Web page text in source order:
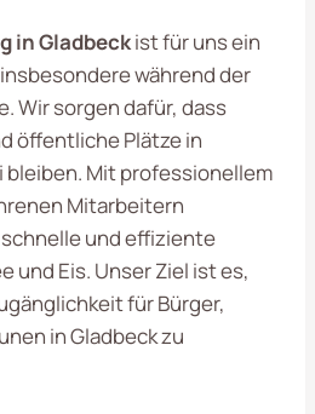
in Gladbeckist für uns ein
während der
Wir sorgen dafür, dass
öffentliche Plätze in
bleiben. Mit professionellem
Mitarbeitern
und effiziente
und Eis. Unser Ziel ist es,
für Bürger,
in Gladbeck zu